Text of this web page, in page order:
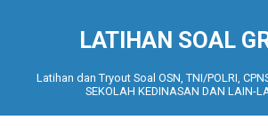
LATIHAN SOAL
Latihan dan Tryout Soal OSN, TNI/POLRI,
SEKOLAH KEDINASAN DAN LAIN-